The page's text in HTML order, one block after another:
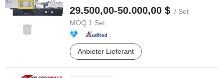
29.500,00-50.000,00 $ / Set
MOQ:1 Set
Anbieter Lieferant